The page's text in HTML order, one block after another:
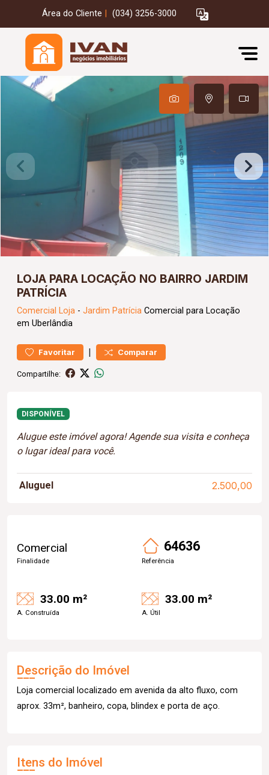
Área do Cliente (034) 3256-3000
LOJA PARA LOCAÇÃO NO BAIRRO JARDIM
PATRÍCIA
Comercial Loja - Jardim Patrícia Comercial para Locação
em Uberlândia
Favoritar | Comparar
Compartilhe:
DISPONÍVEL
Alugue este imóvel agora! Agende sua visita e conheça
o lugar ideal para você.
Aluguel 2.500,00
Comercial
Finalidade
64636
Referência
33.00 m²
A. Construída
33.00 m²
A. Útil
Descrição do Imóvel
Loja comercial localizado em avenida da alto fluxo, com
aprox. 33m², banheiro, copa, blindex e porta de aço.
Itens do Imóvel